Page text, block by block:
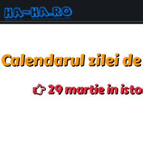
Calendarul zilei
29 martie in